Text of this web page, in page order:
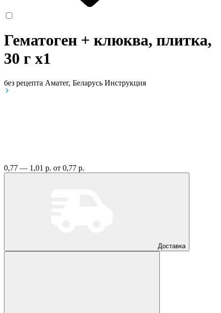
Гематоген + клюква, плитка,
30 г x1
без рецепта Аматег, Беларусь Инструкция
0,77 — 1,01 р. от 0,77 р.
Доставка